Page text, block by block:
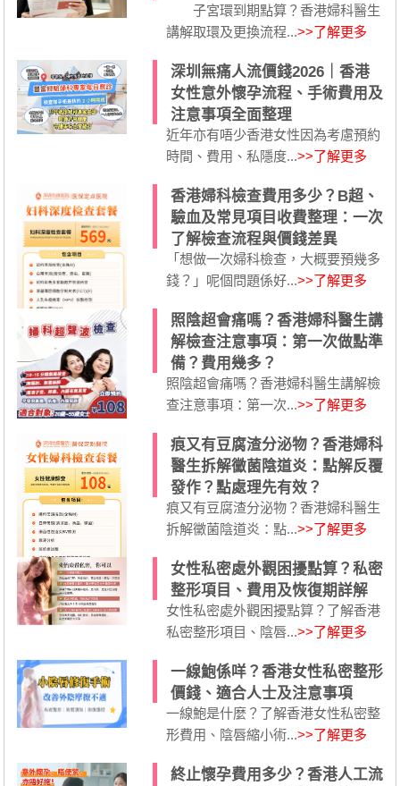
子宮環到期點算？香港婦科醫生
講解取環及更換流程...>>了解更多
深圳無痛人流價錢2026｜香港
女性意外懷孕流程、手術費用及
注意事項全面整理
近年亦有唔少香港女性因為考慮預約
時間、費用、私隱度...>>了解更多
香港婦科檢查費用多少？B超、
驗血及常見項目收費整理：一次
了解檢查流程與價錢差異
「想做一次婦科檢查，大概要預幾多
錢？」呢個問題係好...>>了解更多
照陰超會痛嗎？香港婦科醫生講
解檢查注意事項：第一次做點準
備？費用幾多？
照陰超會痛嗎？香港婦科醫生講解檢
查注意事項：第一次...>>了解更多
痕又有豆腐渣分泌物？香港婦科
醫生拆解黴菌陰道炎：點解反覆
發作？點處理先有效？
痕又有豆腐渣分泌物？香港婦科醫生
拆解黴菌陰道炎：點...>>了解更多
女性私密處外觀困擾點算？私密
整形項目、費用及恢復期詳解
女性私密處外觀困擾點算？了解香港
私密整形項目、陰唇...>>了解更多
一線鮑係咩？香港女性私密整形
價錢、適合人士及注意事項
一線鮑是什麼？了解香港女性私密整
形費用、陰唇縮小術...>>了解更多
終止懷孕費用多少？香港人工流